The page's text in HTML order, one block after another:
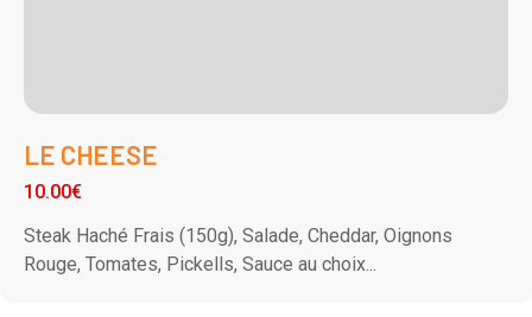
LE CHEESE
10.00€
Steak Haché Frais (150g), Salade, Cheddar, Oignons
Rouge, Tomates, Pickells, Sauce au choix...